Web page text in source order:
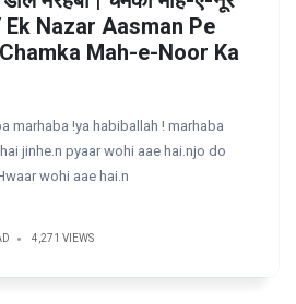
/ Ek Nazar Aasman Pe
Mah-e-Noor Ka
marhaba !ya habiballah ! marhaba
jinhe.n pyaar wohi aae hai.njo do
wohi aae hai.n
4,271 VIEWS